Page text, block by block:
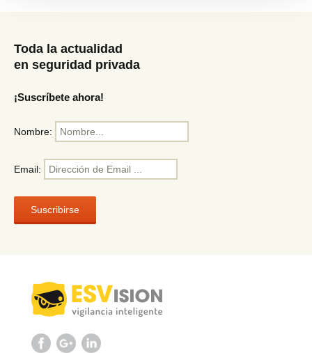
Toda la actualidad
en seguridad privada
¡Suscríbete ahora!
Nombre:
Email: